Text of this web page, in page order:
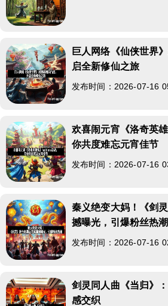
巨人网络《仙侠世界
启全新修仙之旅
发布时间：2026-07-16
欢喜闹元宵《洛奇英
你共度难忘元宵佳节
发布时间：2026-07-16
秦义绝变大妈！《剑
撼曝光，引爆粉丝热潮
发布时间：2026-07-16
剑灵同人曲《当归》
感交织